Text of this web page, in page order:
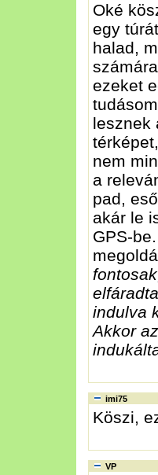
Oké
egy
halad,
ezeket
lesznek
nem
a
pad,
akár le
GPS-
indulva
Akkor
imi75
Köszi,
VP